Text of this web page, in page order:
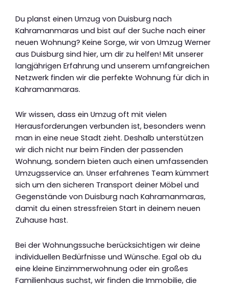
Du planst einen Umzug von Duisburg nach
Kahramanmaras und bist auf der Suche nach einer
neuen Wohnung? Keine Sorge, wir von Umzug Werner
aus Duisburg sind hier, um dir zu helfen! Mit unserer
langjährigen Erfahrung und unserem umfangreichen
Netzwerk finden wir die perfekte Wohnung für dich in
Kahramanmaras.
Wir wissen, dass ein Umzug oft mit vielen
Herausforderungen verbunden ist, besonders wenn
man in eine neue Stadt zieht. Deshalb unterstützen
wir dich nicht nur beim Finden der passenden
Wohnung, sondern bieten auch einen umfassenden
Umzugsservice an. Unser erfahrenes Team kümmert
sich um den sicheren Transport deiner Möbel und
Gegenstände von Duisburg nach Kahramanmaras,
damit du einen stressfreien Start in deinem neuen
Zuhause hast.
Bei der Wohnungssuche berücksichtigen wir deine
individuellen Bedürfnisse und Wünsche. Egal ob du
eine kleine Einzimmerwohnung oder ein großes
Familienhaus suchst, wir finden die Immobilie, die